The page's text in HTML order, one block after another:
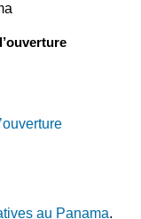
au Panama.